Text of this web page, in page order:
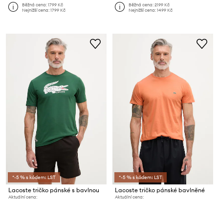
Běžná cena:1799 Kč
Nejnižší cena:1799 Kč
Běžná cena:2199 Kč
Nejnižší cena:1499 Kč
*-5 % s kódem: LST
Lacoste tričko pánské s bavlnou
Aktuální cena:
*-5 % s kódem: LST
Lacoste tričko pánské bavlněné
Aktuální cena: